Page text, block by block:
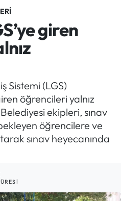
giren
Sistemi (LGS)
öğrencileri yalnız
ekipleri, sınav
öğrencilere ve
sınav heyecanında
ve Fikstür